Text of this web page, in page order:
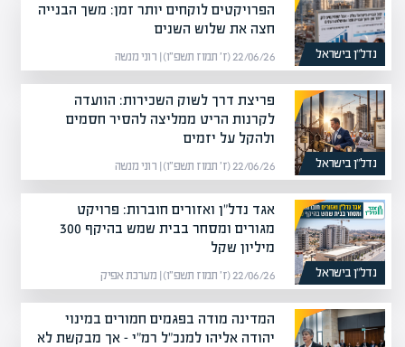
נדל”ן בישראל
הפרויקטים לוקחים יותר זמן: משך הבנייה
חצה את שלוש השנים
22/06/26 (ז׳ תמוז תשפ״ו) | רוני מנשה
נדל”ן בישראל
פריצת דרך לשוק השכירות: הוועדה
לקרנות הריט ממליצה להסיר חסמים
ולהקל על יזמים
22/06/26 (ז׳ תמוז תשפ״ו) | רוני מנשה
נדל”ן בישראל
אגד נדל"ן ואזורים חוברות: פרויקט
מגורים ומסחר בבית שמש בהיקף 300
מיליון שקל
22/06/26 (ז׳ תמוז תשפ״ו) | מערכת אפיק
המדינה מודה בפגמים חמורים במינוי
יהודה אליהו למנכ"ל רמ"י – אך מבקשת לא